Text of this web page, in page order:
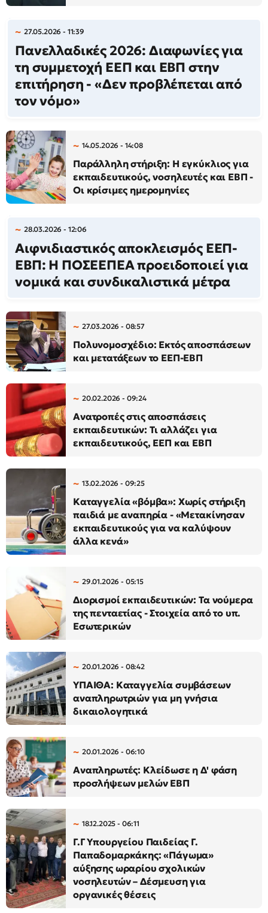
27.05.2026 - 11:39
Πανελλαδικές 2026: Διαφωνίες για
τη συμμετοχή ΕΕΠ και ΕΒΠ στην
επιτήρηση - «Δεν προβλέπεται από
τον νόμο»
14.05.2026 - 14:08
Παράλληλη στήριξη: Η εγκύκλιος για
εκπαιδευτικούς, νοσηλευτές και ΕΒΠ -
Οι κρίσιμες ημερομηνίες
28.03.2026 - 12:06
Αιφνιδιαστικός αποκλεισμός ΕΕΠ-
ΕΒΠ: Η ΠΟΣΕΕΠΕΑ προειδοποιεί για
νομικά και συνδικαλιστικά μέτρα
27.03.2026 - 08:57
Πολυνομοσχέδιο: Εκτός αποσπάσεων
και μετατάξεων το ΕΕΠ-ΕΒΠ
20.02.2026 - 09:24
Ανατροπές στις αποσπάσεις
εκπαιδευτικών: Τι αλλάζει για
εκπαιδευτικούς, ΕΕΠ και ΕΒΠ
13.02.2026 - 09:25
Καταγγελία «βόμβα»: Χωρίς στήριξη
παιδιά με αναπηρία - «Μετακίνησαν
εκπαιδευτικούς για να καλύψουν
άλλα κενά»
29.01.2026 - 05:15
Διορισμοί εκπαιδευτικών: Τα νούμερα
της πενταετίας - Στοιχεία από το υπ.
Εσωτερικών
20.01.2026 - 08:42
ΥΠΑΙΘΑ: Καταγγελία συμβάσεων
αναπληρωτριών για μη γνήσια
δικαιολογητικά
20.01.2026 - 06:10
Αναπληρωτές: Κλείδωσε η Δ' φάση
προσλήψεων μελών ΕΒΠ
18.12.2025 - 06:11
Γ.Γ Υπουργείου Παιδείας Γ.
Παπαδομαρκάκης: «Πάγωμα»
αύξησης ωραρίου σχολικών
νοσηλευτών – Δέσμευση για
οργανικές θέσεις